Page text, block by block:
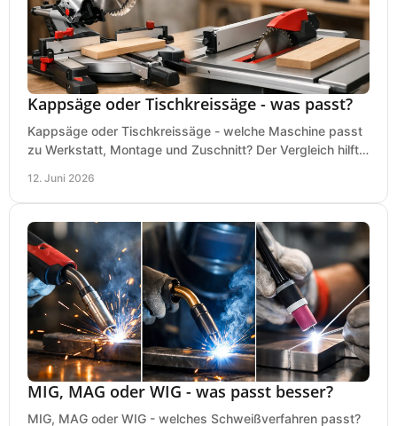
Kappsäge oder Tischkreissäge - was passt?
Kappsäge oder Tischkreissäge - welche Maschine passt
zu Werkstatt, Montage und Zuschnitt? Der Vergleich hilft
12. Juni 2026
MIG, MAG oder WIG - was passt besser?
MIG, MAG oder WIG - welches Schweißverfahren passt?